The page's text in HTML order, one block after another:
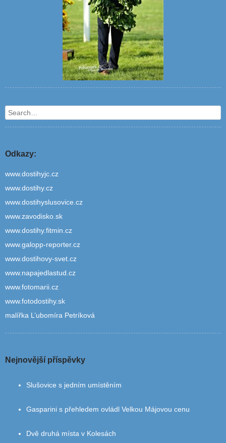
Search
Odkazy:
www.dostihyjc.cz
www.dostihy.cz
www.dostihyslusovice.cz
www.zavodisko.sk
www.dostihy.fitmin.cz
www.galopp-reporter.cz
www.dostihovy-svet.cz
www.napajedlastud.cz
www.fotomarii.cz
www.fotodostihy.sk
malířka L’ubomíra Petríková
Nejnovější příspěvky
Slušovice s jedním umístěním
Gasparini s přehledem ovládl Velkou Májovou cenu
Dvě druhá místa v Kolesách